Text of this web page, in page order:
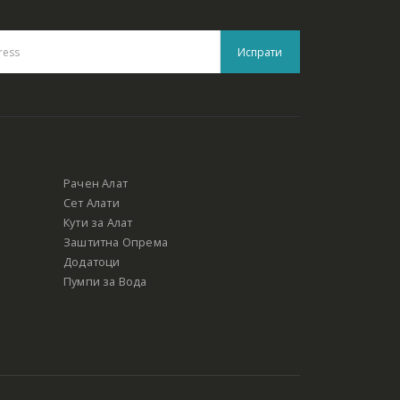
Рачен Алат
Сет Алати
Кути за Алат
Заштитна Опрема
Додатоци
Пумпи за Вода